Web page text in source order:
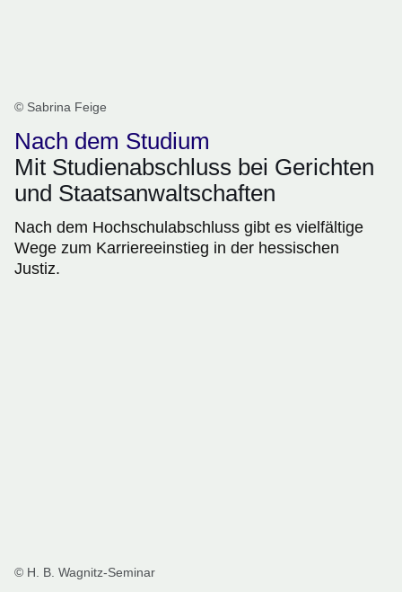
© Sabrina Feige
Nach dem Studium
Mit Studienabschluss bei Gerichten
und Staatsanwaltschaften
Nach dem Hochschulabschluss gibt es vielfältige
Wege zum Karriereeinstieg in der hessischen
Justiz.
© H. B. Wagnitz-Seminar